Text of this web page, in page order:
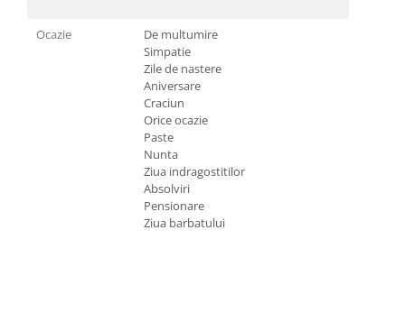
Ocazie
De multumire
Simpatie
Zile de nastere
Aniversare
Craciun
Orice ocazie
Paste
Nunta
Ziua indragostitilor
Absolviri
Pensionare
Ziua barbatului